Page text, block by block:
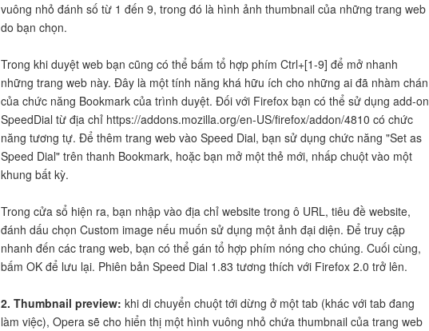
vuông nhỏ đánh số từ 1 đến 9, trong đó là hình ảnh thumbnail của những trang web
do bạn chọn.
Trong khi duyệt web bạn cũng có thể bấm tổ hợp phím Ctrl+[1-9] để mở nhanh
những trang web này. Đây là một tính năng khá hữu ích cho những ai đã nhàm chán
của chức năng Bookmark của trình duyệt. Đối với Firefox bạn có thể sử dụng add-on
SpeedDial từ địa chỉ https://addons.mozilla.org/en-US/firefox/addon/4810 có chức
năng tương tự. Để thêm trang web vào Speed Dial, bạn sử dụng chức năng "Set as
Speed Dial" trên thanh Bookmark, hoặc bạn mở một thẻ mới, nhấp chuột vào một
khung bất kỳ.
Trong cửa sổ hiện ra, bạn nhập vào địa chỉ website trong ô URL, tiêu đề website,
đánh dấu chọn Custom image nếu muốn sử dụng một ảnh đại diện. Để truy cập
nhanh đến các trang web, bạn có thể gán tổ hợp phím nóng cho chúng. Cuối cùng,
bấm OK để lưu lại. Phiên bản Speed Dial 1.83 tương thích với Firefox 2.0 trở lên.
2. Thumbnail preview: khi di chuyển chuột tới dừng ở một tab (khác với tab đang
làm việc), Opera sẽ cho hiển thị một hình vuông nhỏ chứa thumbnail của trang web